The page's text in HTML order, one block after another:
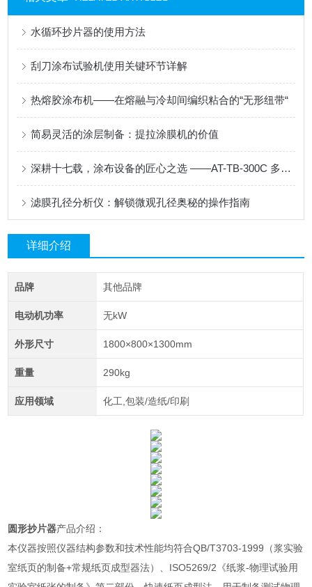
水循环抄片器的使用方法
刮刀涂布试验机使用关键环节详解
热熔胶涂布机——在熔融与冷却间编织粘合的“无形纽带“
简易灵活的涂层制备：提拉涂膜机的价值
深耕十七载，涂布设备的匠心之选 ——AT-TB-300C 多功能涂布试验机
滤膜孔径分析仪：解锁微观孔径奥秘的操作指南
详细介绍
品牌 其他品牌
电动机功率 无kW
外形尺寸 1800×800×1300mm
重量 290kg
应用领域 化工,包装/造纸/印刷
圆形抄片器产品介绍：
本仪器按照仪器结构参数和技术性能均符合QB/T3703-1999（浆实验
室纸页的制备+常规纸页成型器法）、ISO5269/2《纸浆-物理试验用